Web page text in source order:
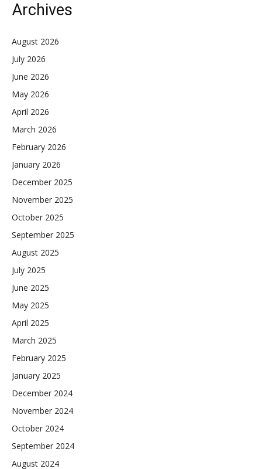
Archives
August 2026
July 2026
June 2026
May 2026
April 2026
March 2026
February 2026
January 2026
December 2025
November 2025
October 2025
September 2025
August 2025
July 2025
June 2025
May 2025
April 2025
March 2025
February 2025
January 2025
December 2024
November 2024
October 2024
September 2024
August 2024